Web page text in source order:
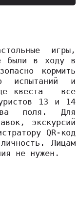
игры,
были в ходу в
кормить
испытаний и
квеста – все
13 и 14
поля. Для
экскурсий
QR-код
Лицам
не нужен.